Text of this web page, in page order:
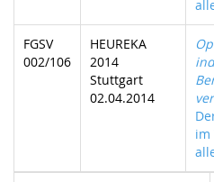
FGSV
002/106
HEUREKA
2014
Stuttgart
02.04.2014
im